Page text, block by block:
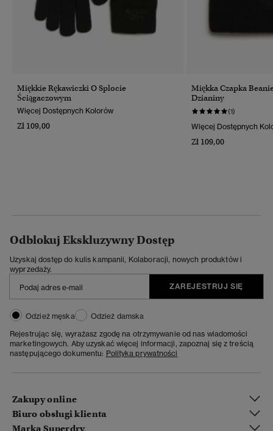
Miękkie Rękawiczki O Splocie
Ściągaczowym
Więcej Dostępnych Kolorów
Zł 109,00
Miękka Czapka
Dzianiny
(1)
Więcej Dostępnych
Zł 109,00
Odblokuj Ekskluzywny Dostęp
Uzyskaj dostęp do kulis kampanii, Kolaboracji, nowych produktów i
wyprzedaży.
ZAREJESTRUJ SIĘ
Odzież męska
Odzież damska
Rejestrując się, wyrażasz zgodę na otrzymywanie od nas wiadomości
marketingowych. Aby uzyskać więcej informacji, zapoznaj się z treścią
następującego dokumentu: Polityka prywatności
Zakupy online
Biuro obsługi klienta
Marka Superdry